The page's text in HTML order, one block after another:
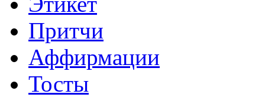
Притчи
Аффирмации
Тосты